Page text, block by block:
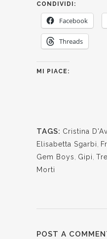
CONDIVIDI:
Facebook
Threads
MI PIACE:
TAGS: Cristina
Elisabetta Sgarbi
Gem Boys
Gipi
Morti
POST A